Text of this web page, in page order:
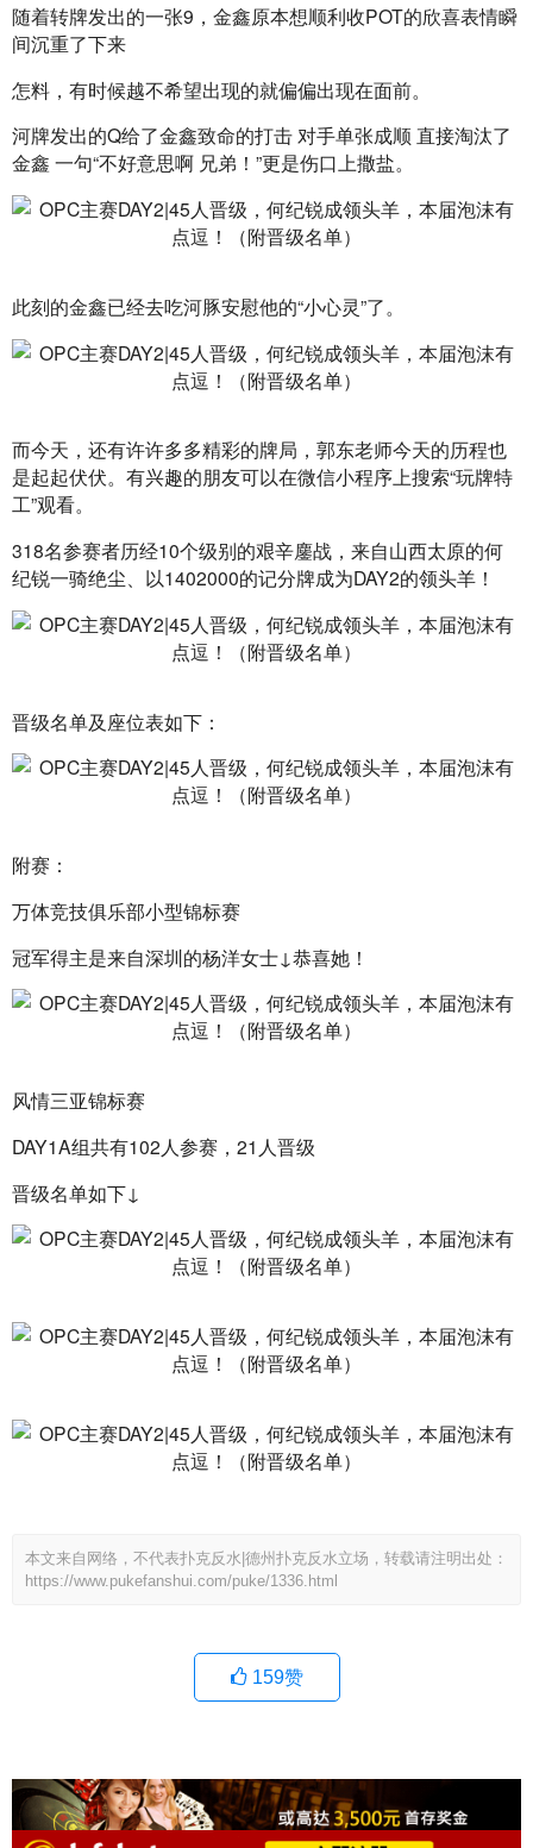
随着转牌发出的一张9，金鑫原本想顺利收POT的欣喜表情瞬
间沉重了下来
怎料，有时候越不希望出现的就偏偏出现在面前。
河牌发出的Q给了金鑫致命的打击 对手单张成顺 直接淘汰了
金鑫 一句“不好意思啊 兄弟！”更是伤口上撒盐。
此刻的金鑫已经去吃河豚安慰他的“小心灵”了。
而今天，还有许许多多精彩的牌局，郭东老师今天的历程也
是起起伏伏。有兴趣的朋友可以在微信小程序上搜索“玩牌特
工”观看。
318名参赛者历经10个级别的艰辛鏖战，来自山西太原的何
纪锐一骑绝尘、以1402000的记分牌成为DAY2的领头羊！
晋级名单及座位表如下：
附赛：
万体竞技俱乐部小型锦标赛
冠军得主是来自深圳的杨洋女士↓恭喜她！
风情三亚锦标赛
DAY1A组共有102人参赛，21人晋级
晋级名单如下↓
本文来自网络，不代表扑克反水|德州扑克反水立场，转载请注明出处：
https://www.pukefanshui.com/puke/1336.html
159赞